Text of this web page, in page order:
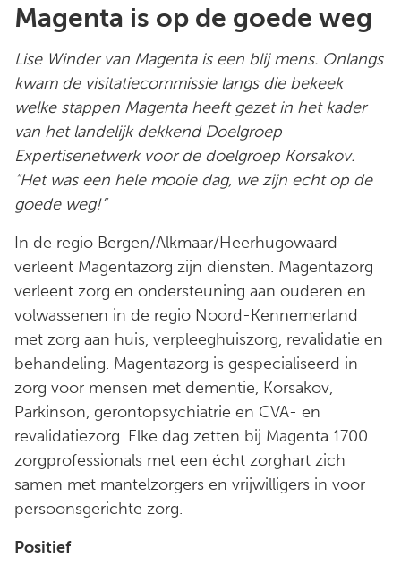
Magenta is op de goede weg
Lise Winder van Magenta is een blij mens. Onlangs
kwam de visitatiecommissie langs die bekeek
welke stappen Magenta heeft gezet in het kader
van het landelijk dekkend Doelgroep
Expertisenetwerk voor de doelgroep Korsakov.
“Het was een hele mooie dag, we zijn echt op de
goede weg!”
In de regio Bergen/Alkmaar/Heerhugowaard
verleent Magentazorg zijn diensten. Magentazorg
verleent zorg en ondersteuning aan ouderen en
volwassenen in de regio Noord-Kennemerland
met zorg aan huis, verpleeghuiszorg, revalidatie en
behandeling. Magentazorg is gespecialiseerd in
zorg voor mensen met dementie, Korsakov,
Parkinson, gerontopsychiatrie en CVA- en
revalidatiezorg. Elke dag zetten bij Magenta 1700
zorgprofessionals met een écht zorghart zich
samen met mantelzorgers en vrijwilligers in voor
persoonsgerichte zorg.
Positief